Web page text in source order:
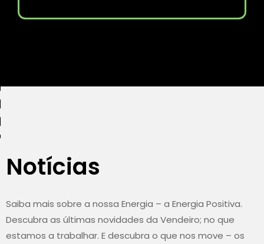
Notícias
Saiba mais sobre a nossa Energia – a Energia Positiva.
Descubra as últimas novidades da Vendeiro; no que
estamos a trabalhar. E descubra o que nos move – os